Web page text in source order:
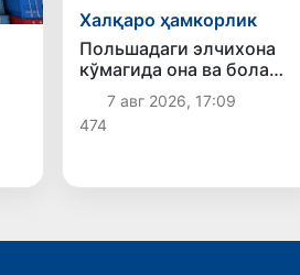
Халқаро ҳамкорлик
Польшадаги элчихона
кўмагида она ва бола
Ватанга қайтарилди
7 авг 2026, 17:09
474